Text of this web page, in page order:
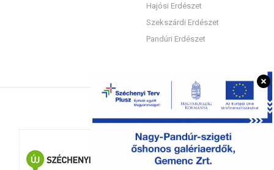
Hajósi Erdészet
Szekszárdi Erdészet
Pandúri Erdészet